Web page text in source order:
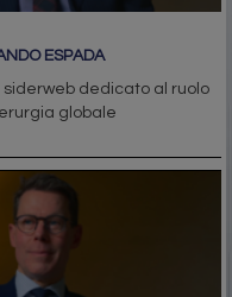
ESPADA
dedicato al ruolo
globale